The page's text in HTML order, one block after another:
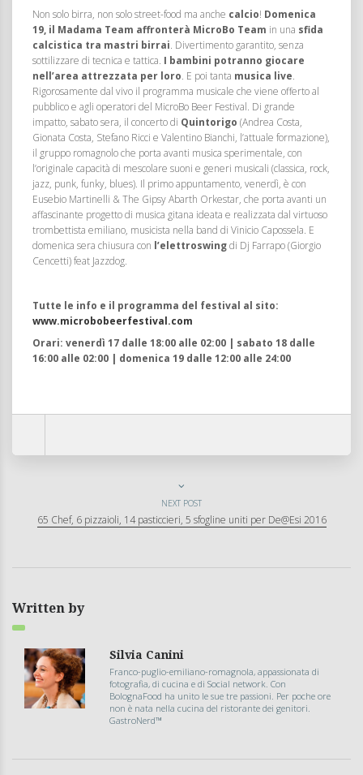
Non solo birra, non solo street-food ma anche calcio! Domenica
19, il Madama Team affronterà MicroBo Team in una sfida
calcistica tra mastri birrai. Divertimento garantito, senza
sottilizzare di tecnica e tattica. I bambini potranno giocare
nell’area attrezzata per loro. E poi tanta musica live.
Rigorosamente dal vivo il programma musicale che viene offerto al
pubblico e agli operatori del MicroBo Beer Festival. Di grande
impatto, sabato sera, il concerto di Quintorigo (Andrea Costa,
Gionata Costa, Stefano Ricci e Valentino Bianchi, l’attuale formazione),
il gruppo romagnolo che porta avanti musica sperimentale, con
l’originale capacità di mescolare suoni e generi musicali (classica, rock,
jazz, punk, funky, blues). Il primo appuntamento, venerdì, è con
Eusebio Martinelli & The Gipsy Abarth Orkestar, che porta avanti un
affascinante progetto di musica gitana ideata e realizzata dal virtuoso
trombettista emiliano, musicista nella band di Vinicio Capossela. E
domenica sera chiusura con l’elettroswingdi Dj Farrapo (Giorgio
Cencetti) feat Jazzdog.
Tutte le info e il programma del festival al sito:
www.microbobeerfestival.com
Orari: venerdì 17 dalle 18:00 alle 02:00 | sabato 18 dalle
16:00 alle 02:00 | domenica 19 dalle 12:00 alle 24:00
NEXT POST
65 Chef, 6 pizzaioli, 14 pasticcieri, 5 sfogline uniti per De@Esi 2016
Written by
Silvia Canini
Franco-puglio-emiliano-romagnola, appassionata di
fotografia, di cucina e di Social network. Con
BolognaFood ha unito le sue tre passioni. Per poche ore
non è nata nella cucina del ristorante dei genitori.
GastroNerd™